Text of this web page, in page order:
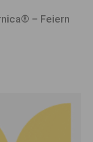
– Feiern